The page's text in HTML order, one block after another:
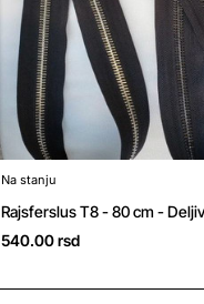
Na stanju
Rajsferslus T8 - 80 cm -
540.00 rsd